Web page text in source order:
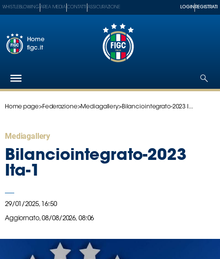
Federazione
Partner
Tecnici
SGS
Paralimpico
A
B
Femminile
WHISTLEBLOWING AREA MEDIA CONTATTI ASSICURAZIONE LOGIN REGISTRATI
Home
figc.it
Home page>Federazione>Mediagallery>Bilanciointegrato-2023 I...
Mediagallery
Bilanciointegrato-2023
Ita-1
29/01/2025, 16:50
Aggiornato,08/08/2026, 08:06